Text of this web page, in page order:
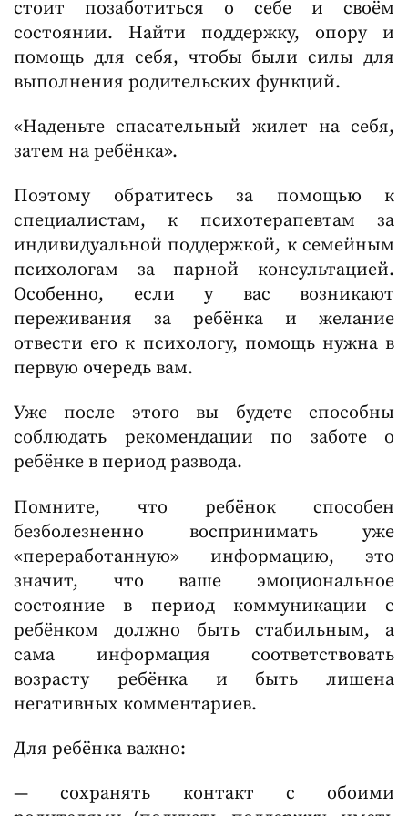
стоит позаботиться о себе и своём
состоянии. Найти поддержку, опору и
помощь для себя, чтобы были силы для
выполнения родительских функций.
«Наденьте спасательный жилет на себя,
затем на ребёнка».
Поэтому обратитесь за помощью к
специалистам, к психотерапевтам за
индивидуальной поддержкой, к семейным
психологам за парной консультацией.
Особенно, если у вас возникают
переживания за ребёнка и желание
отвести его к психологу, помощь нужна в
первую очередь вам.
Уже после этого вы будете способны
соблюдать рекомендации по заботе о
ребёнке в период развода.
Помните, что ребёнок способен
безболезненно воспринимать уже
«переработанную» информацию, это
значит, что ваше эмоциональное
состояние в период коммуникации с
ребёнком должно быть стабильным, а
сама информация соответствовать
возрасту ребёнка и быть лишена
негативных комментариев.
Для ребёнка важно:
— сохранять контакт с обоими